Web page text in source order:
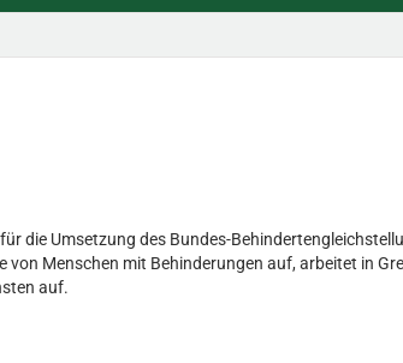
die Umsetzung des Bundes-
Menschen mit Behinderungen auf, arbeitet in
auf.